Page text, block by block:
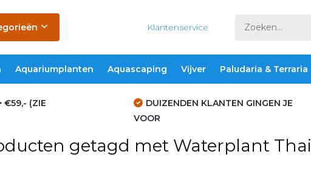
Klantenservice
Aquariumplanten Aquascaping Vijver Paludaria & Terraria
€59,- (ZIE
DUIZENDEN KLANTEN GINGEN JE
VOOR
getagd met Waterplant